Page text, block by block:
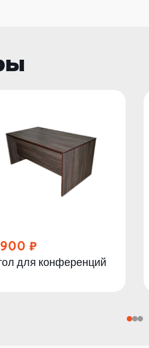
для конференций